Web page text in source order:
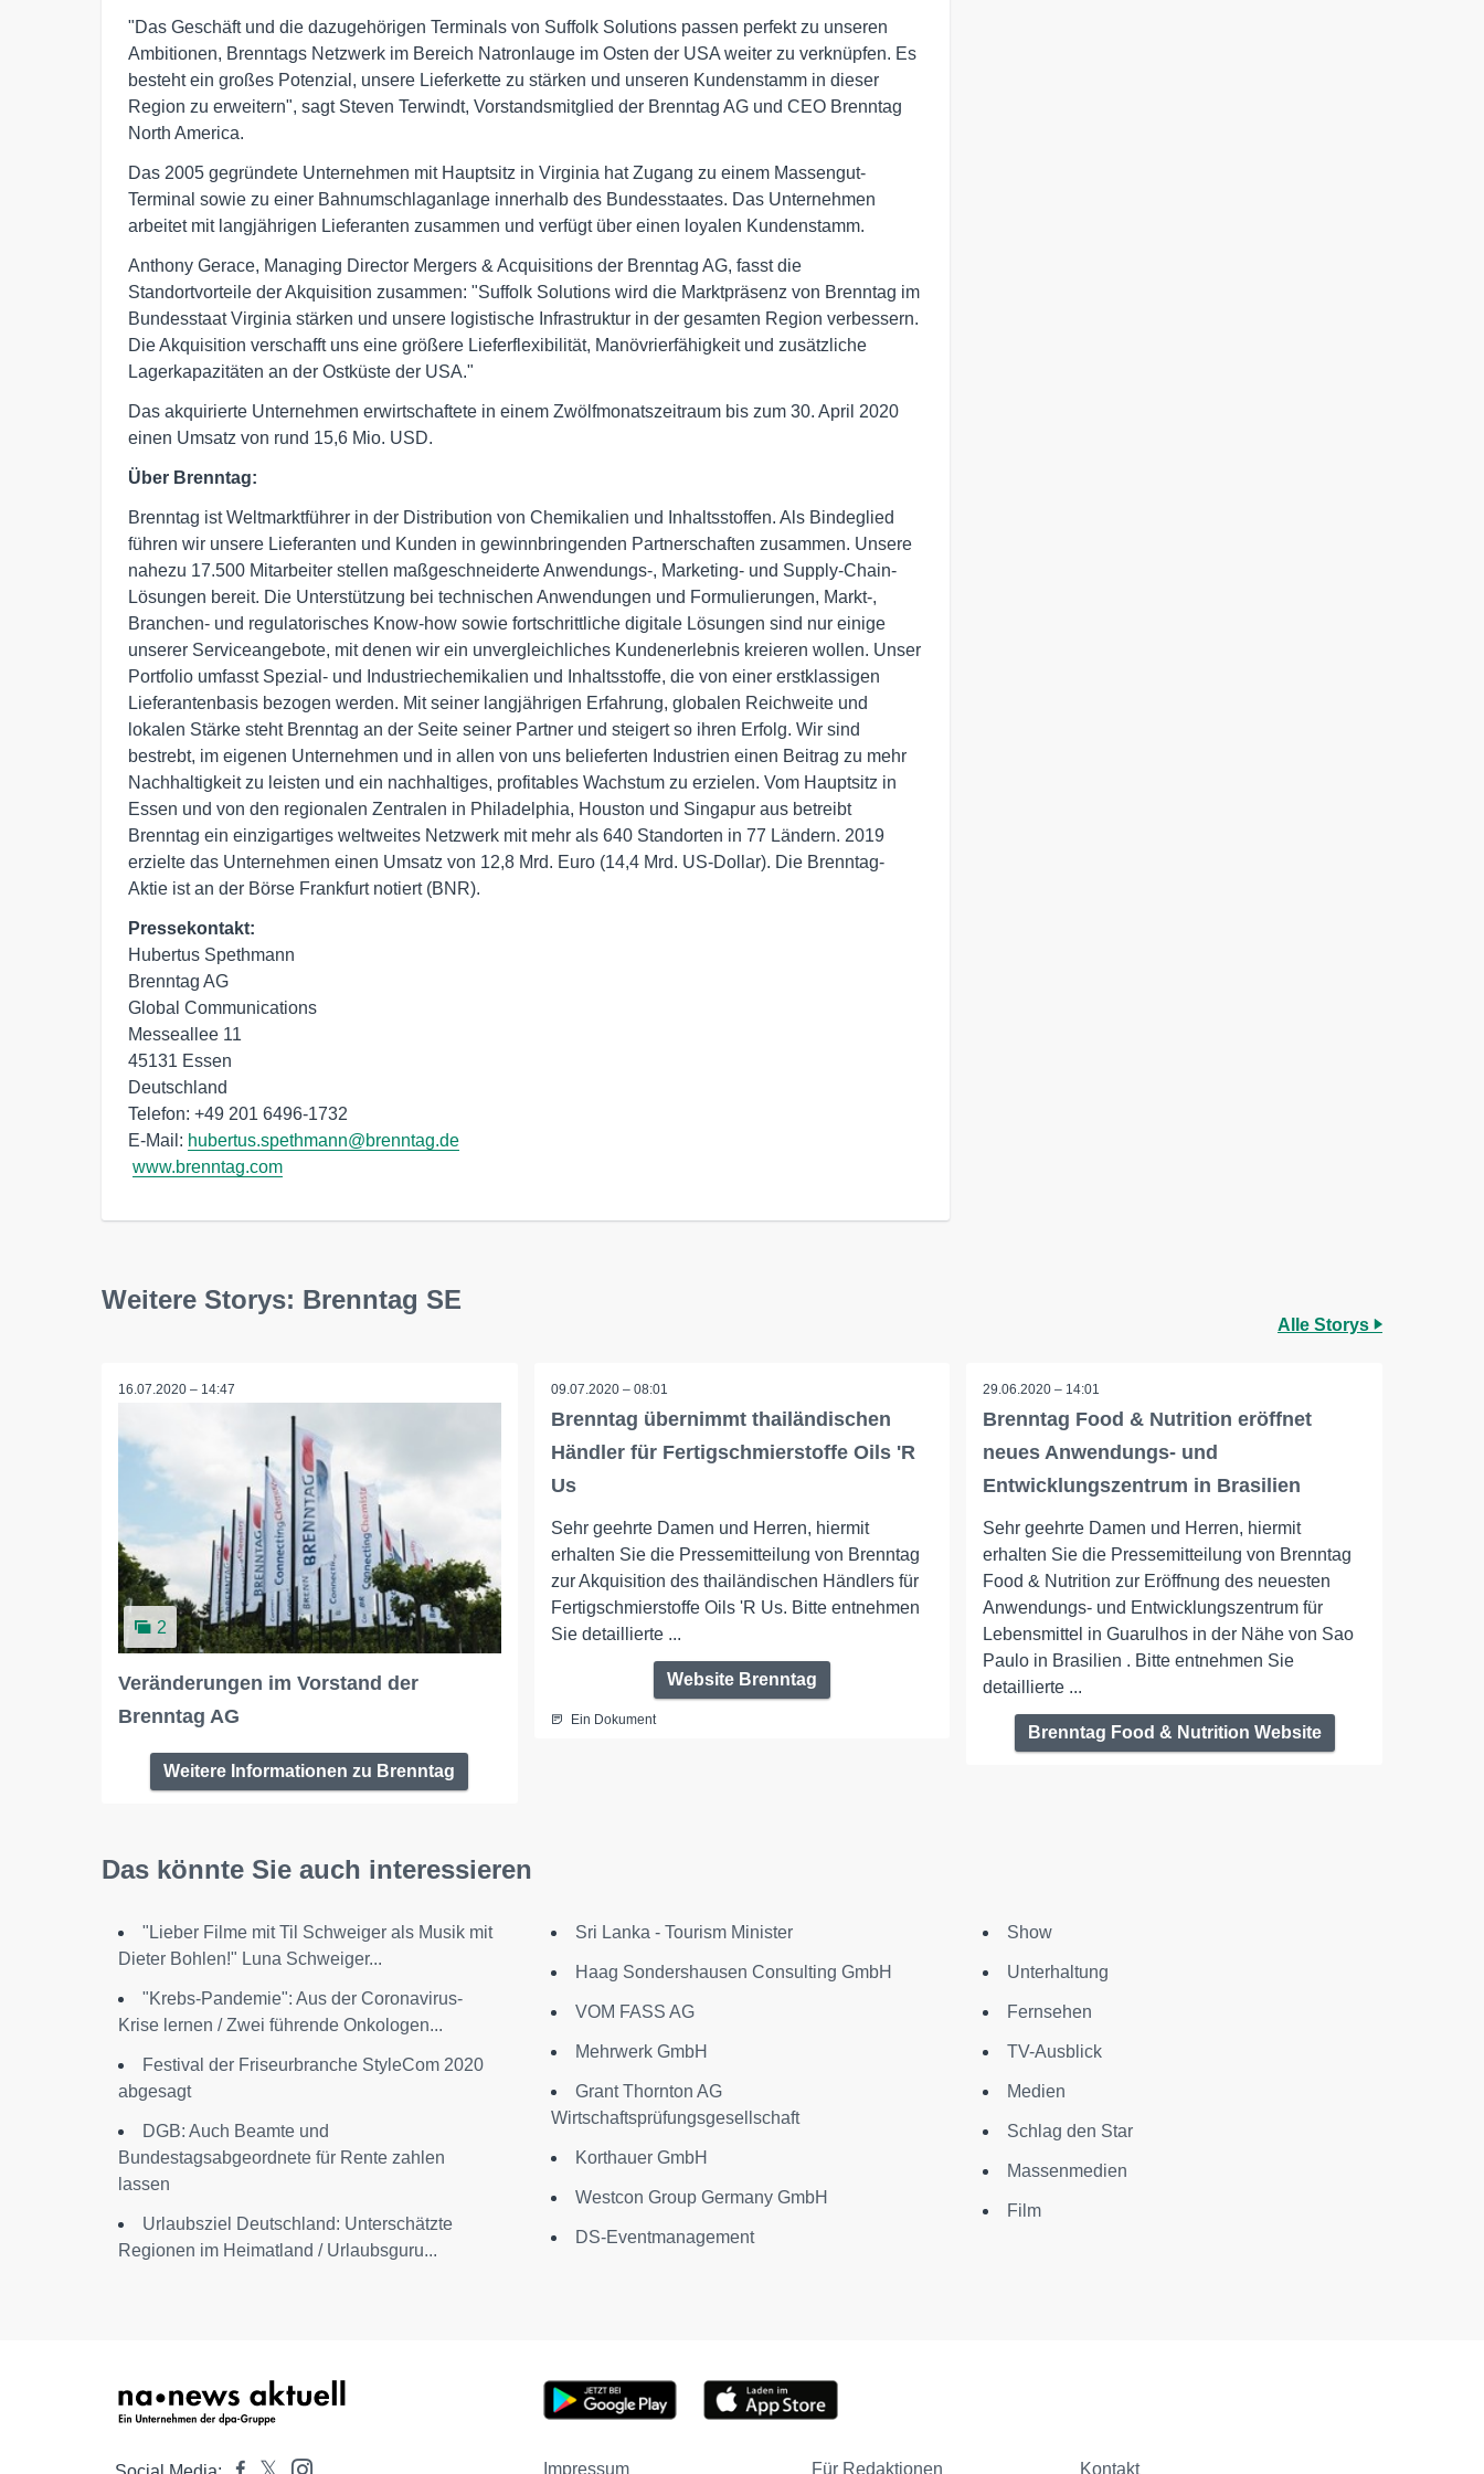
"Das Geschäft und die dazugehörigen Terminals von Suffolk Solutions passen perfekt zu unseren
Ambitionen, Brenntags Netzwerk im Bereich Natronlauge im Osten der USA weiter zu verknüpfen. Es
besteht ein großes Potenzial, unsere Lieferkette zu stärken und unseren Kundenstamm in dieser
Region zu erweitern", sagt Steven Terwindt, Vorstandsmitglied der Brenntag AG und CEO Brenntag
North America.
Das 2005 gegründete Unternehmen mit Hauptsitz in Virginia hat Zugang zu einem Massengut-
Terminal sowie zu einer Bahnumschlaganlage innerhalb des Bundesstaates. Das Unternehmen
arbeitet mit langjährigen Lieferanten zusammen und verfügt über einen loyalen Kundenstamm.
Anthony Gerace, Managing Director Mergers & Acquisitions der Brenntag AG, fasst die
Standortvorteile der Akquisition zusammen: "Suffolk Solutions wird die Marktpräsenz von Brenntag im
Bundesstaat Virginia stärken und unsere logistische Infrastruktur in der gesamten Region verbessern.
Die Akquisition verschafft uns eine größere Lieferflexibilität, Manövrierfähigkeit und zusätzliche
Lagerkapazitäten an der Ostküste der USA."
Das akquirierte Unternehmen erwirtschaftete in einem Zwölfmonatszeitraum bis zum 30. April 2020
einen Umsatz von rund 15,6 Mio. USD.
Über Brenntag:
Brenntag ist Weltmarktführer in der Distribution von Chemikalien und Inhaltsstoffen. Als Bindeglied
führen wir unsere Lieferanten und Kunden in gewinnbringenden Partnerschaften zusammen. Unsere
nahezu 17.500 Mitarbeiter stellen maßgeschneiderte Anwendungs-, Marketing- und Supply-Chain-
Lösungen bereit. Die Unterstützung bei technischen Anwendungen und Formulierungen, Markt-,
Branchen- und regulatorisches Know-how sowie fortschrittliche digitale Lösungen sind nur einige
unserer Serviceangebote, mit denen wir ein unvergleichliches Kundenerlebnis kreieren wollen. Unser
Portfolio umfasst Spezial- und Industriechemikalien und Inhaltsstoffe, die von einer erstklassigen
Lieferantenbasis bezogen werden. Mit seiner langjährigen Erfahrung, globalen Reichweite und
lokalen Stärke steht Brenntag an der Seite seiner Partner und steigert so ihren Erfolg. Wir sind
bestrebt, im eigenen Unternehmen und in allen von uns belieferten Industrien einen Beitrag zu mehr
Nachhaltigkeit zu leisten und ein nachhaltiges, profitables Wachstum zu erzielen. Vom Hauptsitz in
Essen und von den regionalen Zentralen in Philadelphia, Houston und Singapur aus betreibt
Brenntag ein einzigartiges weltweites Netzwerk mit mehr als 640 Standorten in 77 Ländern. 2019
erzielte das Unternehmen einen Umsatz von 12,8 Mrd. Euro (14,4 Mrd. US-Dollar). Die Brenntag-
Aktie ist an der Börse Frankfurt notiert (BNR).
Pressekontakt:
Hubertus Spethmann
Brenntag AG
Global Communications
Messeallee 11
45131 Essen
Deutschland
Telefon: +49 201 6496-1732
E-Mail: hubertus.spethmann@brenntag.de
www.brenntag.com
Weitere Storys: Brenntag SE
Alle Storys
16.07.2020 – 14:47
2
Veränderungen im Vorstand der
Brenntag AG
Weitere Informationen zu Brenntag
09.07.2020 – 08:01
Brenntag übernimmt thailändischen
Händler für Fertigschmierstoffe Oils 'R
Us
Sehr geehrte Damen und Herren, hiermit
erhalten Sie die Pressemitteilung von Brenntag
zur Akquisition des thailändischen Händlers für
Fertigschmierstoffe Oils 'R Us. Bitte entnehmen
Sie detaillierte ...
Website Brenntag
Ein Dokument
29.06.2020 – 14:01
Brenntag Food & Nutrition eröffnet
neues Anwendungs- und
Entwicklungszentrum in Brasilien
Sehr geehrte Damen und Herren, hiermit
erhalten Sie die Pressemitteilung von Brenntag
Food & Nutrition zur Eröffnung des neuesten
Anwendungs- und Entwicklungszentrum für
Lebensmittel in Guarulhos in der Nähe von Sao
Paulo in Brasilien . Bitte entnehmen Sie
detaillierte ...
Brenntag Food & Nutrition Website
Das könnte Sie auch interessieren
"Lieber Filme mit Til Schweiger als Musik mit
Dieter Bohlen!" Luna Schweiger...
"Krebs-Pandemie": Aus der Coronavirus-
Krise lernen / Zwei führende Onkologen...
Festival der Friseurbranche StyleCom 2020
abgesagt
DGB: Auch Beamte und
Bundestagsabgeordnete für Rente zahlen
lassen
Urlaubsziel Deutschland: Unterschätzte
Regionen im Heimatland / Urlaubsguru...
Sri Lanka - Tourism Minister
Haag Sondershausen Consulting GmbH
VOM FASS AG
Mehrwerk GmbH
Grant Thornton AG
Wirtschaftsprüfungsgesellschaft
Korthauer GmbH
Westcon Group Germany GmbH
DS-Eventmanagement
Show
Unterhaltung
Fernsehen
TV-Ausblick
Medien
Schlag den Star
Massenmedien
Film
Impressum Für Redaktionen Kontakt